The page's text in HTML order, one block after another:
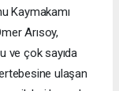
Kaymakamı
Arısoy,
ve çok sayıda
ulaşan